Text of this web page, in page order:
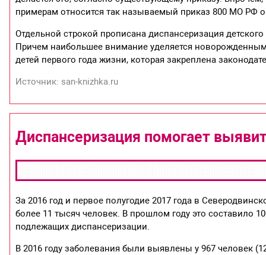
примерам относится так называемый приказ 800 МО РФ
Отдельной строкой прописана диспансеризация
Причем наибольшее внимание уделяется
детей первого года жизни, которая закреплена
Источник: san-knizhka.ru
Диспансеризация помогает
За 2016 год и первое полугодие 2017 года в
более 11 тысяч человек. В прошлом году это составило
подлежащих диспансеризации.
В 2016 году заболевания были выявлены у 967 человек